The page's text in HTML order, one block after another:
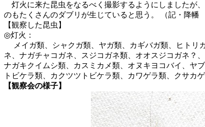
灯火に来た昆虫をなるべく撮影するようにしましたが
のもたくさんのダブリが生じていると思う。 （記・降幡
【観察した昆虫】
◎灯火：
メイガ類、シャクガ類、ヤガ類、カギバガ類、ヒトリ
ネ、ナガチャコガネ、スジコガネ類、オオスジコガネ？
ナガキクイムシ類、カスミカメ類、オヌキヨコバイ、ヤ
トビケラ類、カクツツトビケラ類、カワゲラ類、クサカ
【観察会の様子】